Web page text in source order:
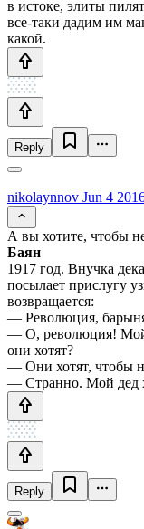
в истоке, элиты
все-таки дадим им
какой.
Reply
nikolaynnov Jun 4
А вы хотите, чтобы
Баян
1917 год. Внучка
посылает прислугу
возвращается:
— Революция,
— О, революция! Мой
они хотят?
— Они хотят, чтобы
— Странно. Мой дед
Reply